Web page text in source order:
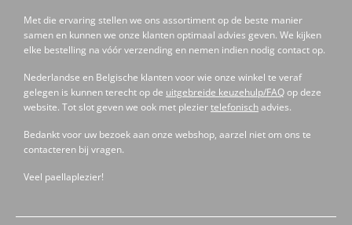
Met die ervaring stellen we ons assortiment op de beste manier
samen en kunnen we onze klanten optimaal advies geven. We kijken
elke bestelling na vóór verzending en nemen indien nodig contact op.
Nederlandse en Belgische klanten voor wie onze winkel te veraf
gelegen is kunnen terecht op de uitgebreide keuzehulp/FAQop deze
website. Tot slot geven we ook met pleziertelefonischadvies.
Bedankt voor uw bezoek aan onze webshop, aarzel niet om ons te
contacteren bij vragen.
Veel paellaplezier!